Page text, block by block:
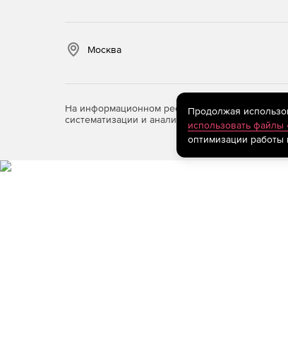
Москва
На информационном ресурсе store.softline.ru
систематизации и анализа сведений,
Продолжая
использовать файлы
оптимизации работы